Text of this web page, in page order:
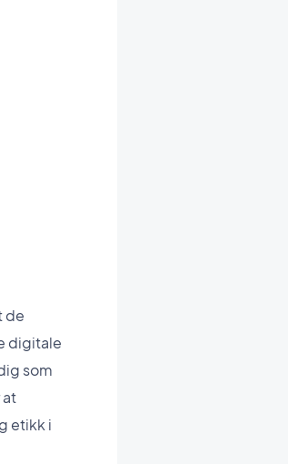
de
digitale
som
at
etikk i